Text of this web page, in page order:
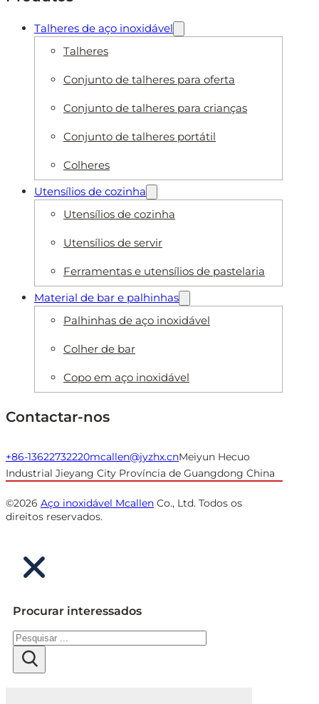
Talheres de aço inoxidável
Talheres
Conjunto de talheres para oferta
Conjunto de talheres para crianças
Conjunto de talheres portátil
Colheres
Utensílios de cozinha
Utensílios de cozinha
Utensílios de servir
Ferramentas e utensílios de pastelaria
Material de bar e palhinhas
Palhinhas de aço inoxidável
Colher de bar
Copo em aço inoxidável
Contactar-nos
+86-13622732220mcallen@jyzhx.cnMeiyun Hecuo
Industrial Jieyang City Província de Guangdong China
©2026 Aço inoxidável Mcallen Co., Ltd. Todos os
direitos reservados.
Procurar interessados
Pesquisar